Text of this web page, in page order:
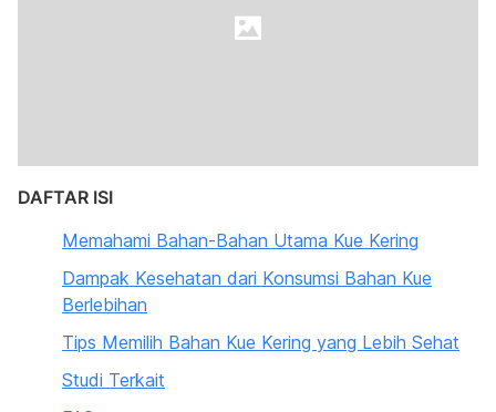
DAFTAR ISI
Memahami Bahan-Bahan Utama Kue Kering
Dampak Kesehatan dari Konsumsi Bahan Kue
Berlebihan
Tips Memilih Bahan Kue Kering yang Lebih Sehat
Studi Terkait